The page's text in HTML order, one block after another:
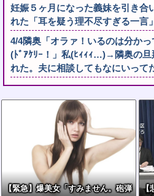
妊娠５ヶ月になった義妹を引き合
れた「耳を疑う理不尽すぎる一
4/4隣奥「オラァ！いるのは分かっ
(ﾄﾞｱｹﾘｰ！」私(ﾋｨｨｨ…)→隣奥の旦
れた。夫に相談してもなにいっ
【緊急】爆美女「すみません。砲弾
【